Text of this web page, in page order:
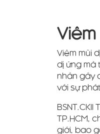
Viêm mũi
dị ứng mà
nhân gây
với sự
TP.HCM,
giới, bao